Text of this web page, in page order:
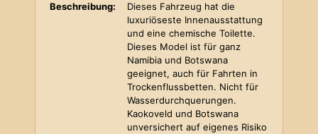
Beschreibung:
Dieses Fahrzeug hat die
luxuriöseste Innenausstattung
und eine chemische Toilette.
Dieses Model ist für ganz
Namibia und Botswana
geeignet, auch für Fahrten in
Trockenflussbetten. Nicht für
Wasserdurchquerungen.
Kaokoveld und Botswana
unversichert auf eigenes Risiko